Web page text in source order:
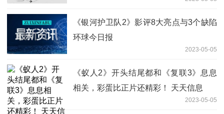
《银河护卫队2》影评8大亮点与3个缺陷
环球今日报
2023-05-05
《蚁人2》开头结尾都和《复联3》息息
相关，彩蛋比正片还精彩！ 天天信息
2023-05-05